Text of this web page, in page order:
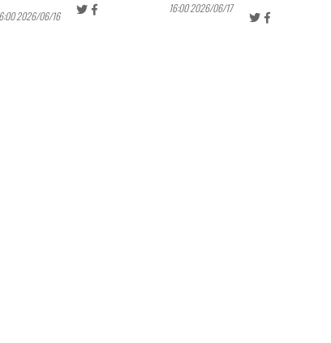
2026/06/17 16:00
2026/06/16 16:00